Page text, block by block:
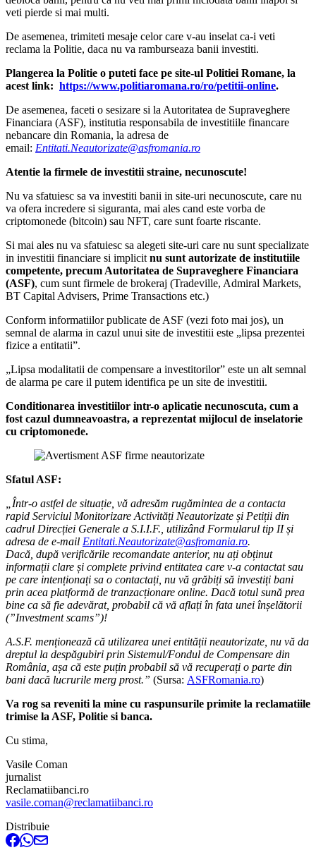
veti pierde si mai multi.
De asemenea, trimiteti mesaje celor care v-au inselat ca-i veti
reclama la Politie, daca nu va ramburseaza banii investiti.
Plangerea la Politie o puteti face pe site-ul Politiei Romane, la
acest link: https://www.politiaromana.ro/ro/petitii-online.
De asemenea, faceti o sesizare si la Autoritatea de Supraveghere
Financiara (ASF), institutia responsabila de investitiile financare
nebancare din Romania, la adresa de
email: Entitati.Neautorizate@asfromania.ro
Atentie la firmele de investitii straine, necunoscute!
Nu va sfatuiesc sa va investiti banii in site-uri necunoscute, care nu
va ofera incredere si siguranta, mai ales cand este vorba de
criptomonede (bitcoin) sau NFT, care sunt foarte riscante.
Si mai ales nu va sfatuiesc sa alegeti site-uri care nu sunt specializate
in investitii financiare si implicit nu sunt autorizate de institutiile
competente, precum Autoritatea de Supraveghere Financiara
(ASF), cum sunt firmele de brokeraj (Tradeville, Admiral Markets,
BT Capital Advisers, Prime Transactions etc.)
Conform informatiilor publicate de ASF (vezi foto mai jos), un
semnal de alarma in cazul unui site de investitii este „lipsa prezentei
fizice a entitatii”.
„Lipsa modalitatii de compensare a investitorilor” este un alt semnal
de alarma pe care il putem identifica pe un site de investitii.
Conditionarea investitiilor intr-o aplicatie necunoscuta, cum a
fost cazul dumneavoastra, a reprezentat mijlocul de inselatorie
cu criptomonede.
Sfatul ASF:
„Într-o astfel de situație, vă adresăm rugămintea de a contacta
rapid Serviciul Monitorizare Activități Neautorizate și Petiții din
cadrul Direcției Generale a S.I.I.F., utilizând Formularul tip II și
adresa de e-mail Entitati.Neautorizate@asfromania.ro.
Dacă, după verificările recomandate anterior, nu ați obținut
informații clare și complete privind entitatea care v-a contactat sau
pe care intenționați sa o contactați, nu vă grăbiți să investiți bani
prin acea platformă de tranzacționare online. Dacă totul sună prea
bine ca să fie adevărat, probabil că vă aflați în fata unei înșelătorii
(”Investment scams”)!
A.S.F. menționează că utilizarea unei entității neautorizate, nu vă da
dreptul la despăgubiri prin Sistemul/Fondul de Compensare din
România, așa că este puțin probabil să vă recuperați o parte din
bani dacă lucrurile merg prost.” (Sursa: ASFRomania.ro)
Va rog sa reveniti la mine cu raspunsurile primite la reclamatiile
trimise la ASF, Politie si banca.
Cu stima,
Vasile Coman
jurnalist
Reclamatiibanci.ro
vasile.coman@reclamatiibanci.ro
Distribuie